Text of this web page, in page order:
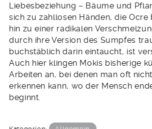
Liebesbeziehung – Bäume und
sich zu zahllosen Händen, die Ocre
hin zu einer radikalen
durch ihre Version des Sumpfes
buchstäblich darin eintaucht, ist
Auch hier klingen Mokis bisherige
Arbeiten an, bei denen man oft
erkennen kann, wo der Mensch
beginnt.